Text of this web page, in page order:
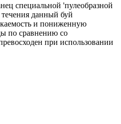
специальной 'пулеобразной
данный буй
и пониженную
по сравнению со
при использовании